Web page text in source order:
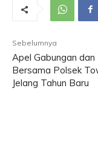
Sebelumnya
Apel Gabungan dan
Bersama Polsek
Jelang Tahun Baru